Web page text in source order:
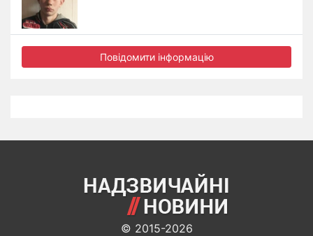
Повідомити інформацію
© 2015-2026